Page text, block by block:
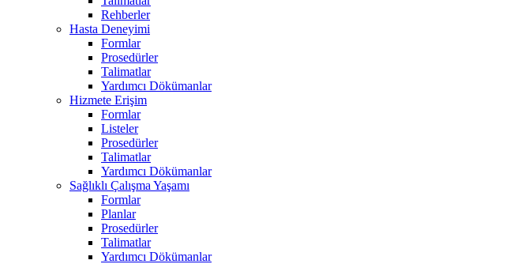
Rehberler
Hasta Deneyimi
Formlar
Prosedürler
Talimatlar
Yardımcı Dökümanlar
Hizmete Erişim
Formlar
Listeler
Prosedürler
Talimatlar
Yardımcı Dökümanlar
Sağlıklı Çalışma Yaşamı
Formlar
Planlar
Prosedürler
Talimatlar
Yardımcı Dökümanlar